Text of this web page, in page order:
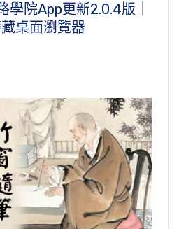
院App更新2.0.4版｜
桌面瀏覽器